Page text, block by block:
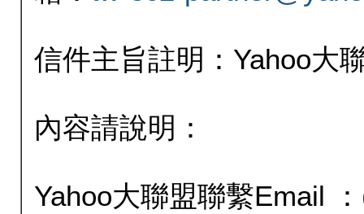
信件主旨註明：Yahoo大
內容請說明：
Yahoo大聯盟聯繫Email